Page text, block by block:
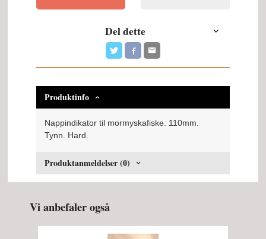
Del dette
Produktinfo
Nappindikator til mormyskafiske. 110mm.
Tynn. Hard.
Produktanmeldelser (0)
Vi anbefaler også